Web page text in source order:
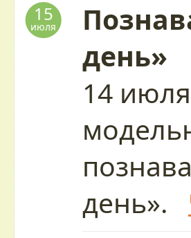
15
июля
день»
14
день».